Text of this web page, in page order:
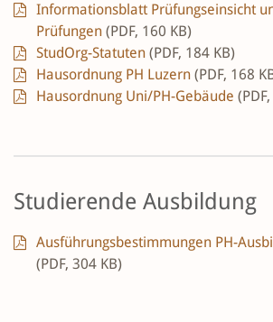
Informationsblatt Prüfungseinsicht
Prüfungen (PDF, 160 KB)
StudOrg-Statuten (PDF, 184 KB)
Hausordnung PH Luzern (PDF, 168
Hausordnung Uni/PH-Gebäude
Studierende Ausbildung
Ausführungsbestimmungen PH-
(PDF, 304 KB)